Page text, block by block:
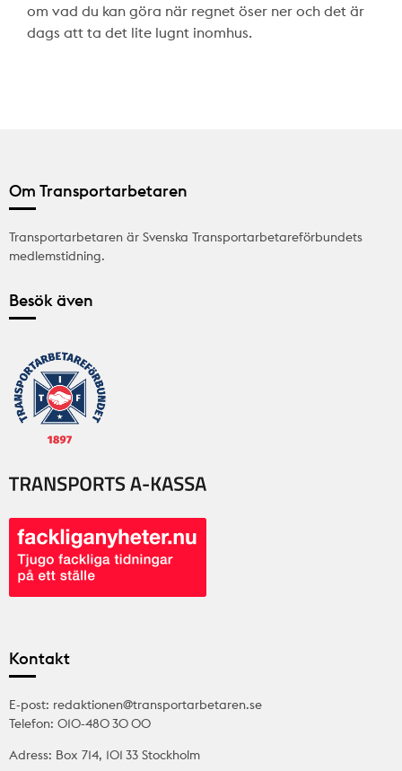
om vad du kan göra när regnet öser ner och det är
dags att ta det lite lugnt inomhus.
Om Transportarbetaren
Transportarbetaren är Svenska Transportarbetareförbundets
medlemstidning.
Besök även
Kontakt
E-post: redaktionen@transportarbetaren.se
Telefon: 010-480 30 00
Adress: Box 714, 101 33 Stockholm